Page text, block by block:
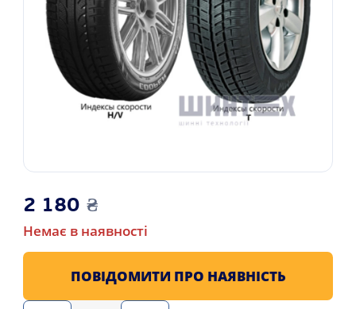
2 180 ₴
Немає в наявності
ПОВІДОМИТИ ПРО НАЯВНІСТЬ